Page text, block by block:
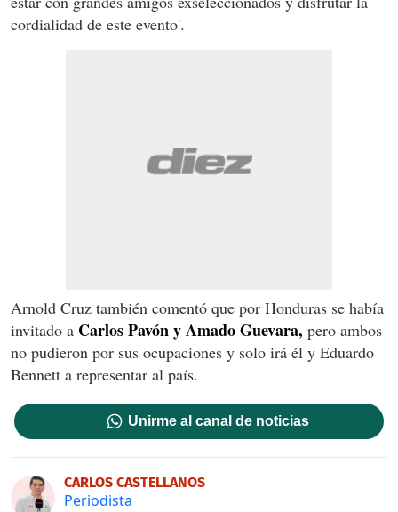
cordialidad de este evento'.
Arnold Cruz también comentó que por Honduras se había
invitado a Carlos Pavón y Amado Guevara, pero ambos
no pudieron por sus ocupaciones y solo irá él y Eduardo
Bennett a representar al país.
Unirme al canal de noticias
CARLOS CASTELLANOS
Periodista